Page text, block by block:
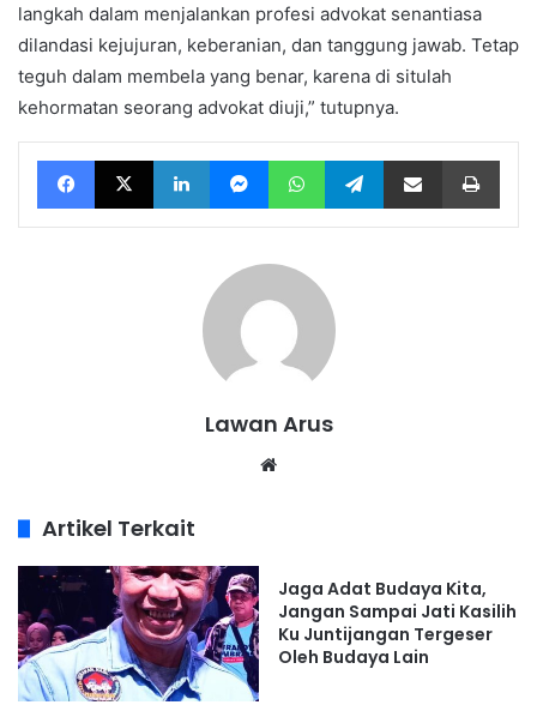
langkah dalam menjalankan profesi advokat senantiasa
dilandasi kejujuran, keberanian, dan tanggung jawab. Tetap
teguh dalam membela yang benar, karena di situlah
kehormatan seorang advokat diuji,” tutupnya.
Facebook
X LinkedInMessengerWhatsAppTelegramBagikan melalui Email
Lawan Arus
Artikel Terkait
Jaga Adat Budaya Kita,
Jangan Sampai Jati Kasilih
Ku Juntijangan Tergeser
Oleh Budaya Lain